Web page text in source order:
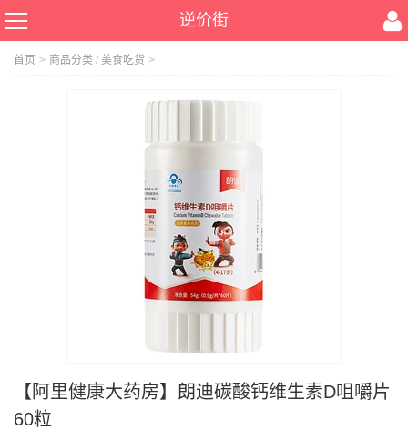
逆价街
首页 > 商品分类 / 美食吃货 >
【阿里健康大药房】朗迪碳酸钙维生素D咀嚼片
60粒